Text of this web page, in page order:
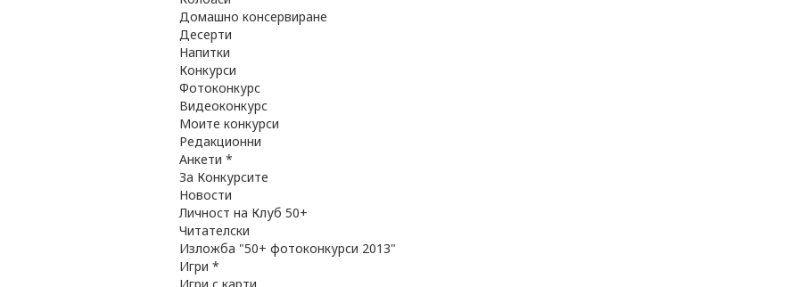
Домашно консервиране
Десерти
Напитки
Конкурси
Фотоконкурс
Видеоконкурс
Моите конкурси
Редакционни
Анкети *
За Конкурсите
Новости
Личност на Клуб 50+
Читателски
Изложба "50+ фотоконкурси 2013"
Игри *